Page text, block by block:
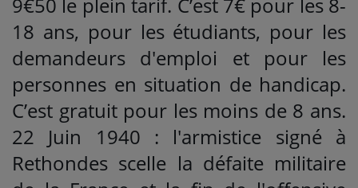
18 ans, pour les étudiants, pour les
demandeurs d'emploi et pour les
personnes en situation de handicap.
C’est gratuit pour les moins de 8 ans.
22 Juin 1940 : l'armistice signé à
Rethondes scelle la défaite militaire